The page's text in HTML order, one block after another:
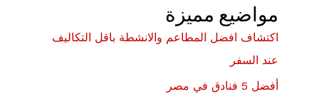
مواضيع مميزة
اكتشاف افضل المطاعم والانشطة باقل التكاليف
عند السفر
أفضل 5 فنادق في مصر